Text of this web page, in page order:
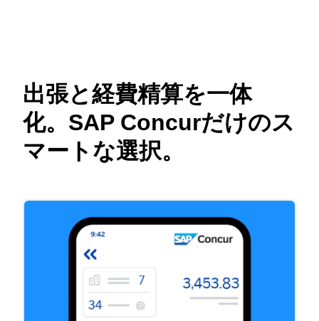
出張と経費精算を一体
化。SAP Concurだけのス
マートな選択。